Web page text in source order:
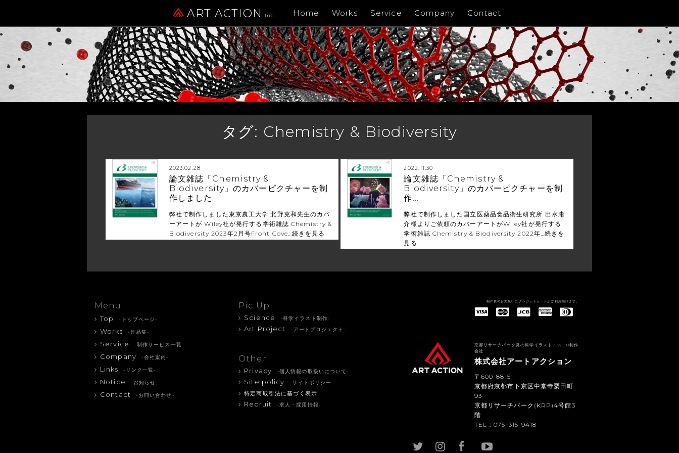
ART ACTION Inc. Home Works Service Company Contact
タグ: Chemistry & Biodiversity
2023.02.28
論文雑誌「Chemistry &
Biodiversity」のカバーピクチャーを制
作しました…
弊社で制作しました東京農工大学 北野克和先生のカバ
ーアートが Wiley社が発行する学術雑誌 Chemistry &
Biodiversity 2023年2月号Front Cove…続きを見る
2022.11.30
論文雑誌「Chemistry &
Biodiversity」のカバーピクチャーを制
作…
弊社で制作しました国立医薬品食品衛生研究所 出水庸
介様よりご依頼のカバーアートがWiley社が発行する
学術雑誌 Chemistry & Biodiversity 2022年…続きを
見る
Menu
Top -トップページ-
Works -作品集-
Service -制作サービス一覧-
Company -会社案内-
Links -リンク一覧-
Notice -お知らせ-
Contact -お問い合わせ-
Pic Up
Science -科学イラスト制作-
Art Project -アートプロジェクト-
Other
Privacy -個人情報の取扱いについて-
Site policy
-サイトポリシー-
特定商取引法に基づく表示
Recruit -求人・採用情報-
制作費のお支払いにクレジットカードがご利用頂けます。
京都リサーチパーク発の科学イラスト・WEB制作
会社
株式会社アートアクション
〒600-8815
京都府京都市下京区中堂寺粟田町
93
京都リサーチパーク(KRP)4号館3
階
TEL：075-315-9418